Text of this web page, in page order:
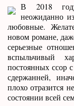
В 2018
неожиданно
любовные.
новом романе,
серьезные
вспыльчивый
постоянных ссор
сдержанней,
плохо отразится
состоянии всей